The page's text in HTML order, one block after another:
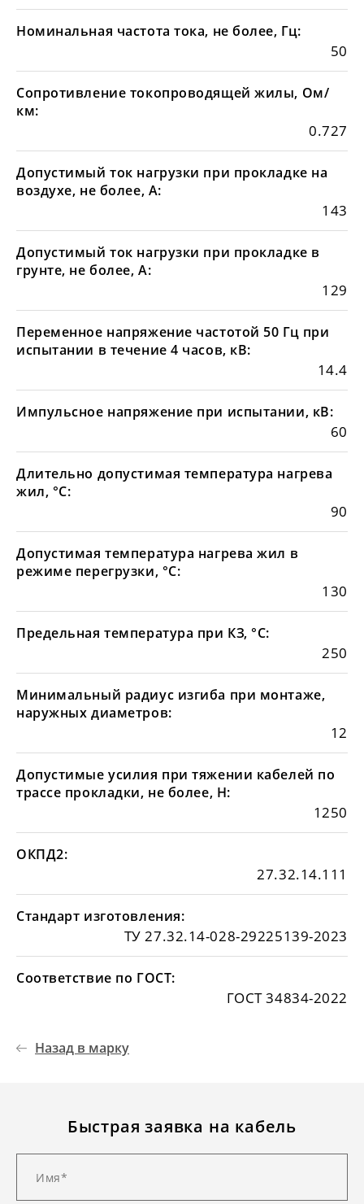
Номинальная частота тока, не более, Гц:
50
Сопротивление токопроводящей жилы, Ом/
км:
0.727
Допустимый ток нагрузки при прокладке на
воздухе, не более, А:
143
Допустимый ток нагрузки при прокладке в
грунте, не более, А:
129
Переменное напряжение частотой 50 Гц при
испытании в течение 4 часов, кВ:
14.4
Импульсное напряжение при испытании, кВ:
60
Длительно допустимая температура нагрева
жил, °С:
90
Допустимая температура нагрева жил в
режиме перегрузки, °С:
130
Предельная температура при КЗ, °С:
250
Минимальный радиус изгиба при монтаже,
наружных диаметров:
12
Допустимые усилия при тяжении кабелей по
трассе прокладки, не более, Н:
1250
ОКПД2:
27.32.14.111
Стандарт изготовления:
ТУ 27.32.14-028-29225139-2023
Соответствие по ГОСТ:
ГОСТ 34834-2022
Назад в марку
Быстрая заявка на кабель